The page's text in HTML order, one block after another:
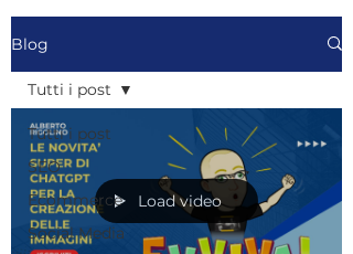
Blog
Tutti i post
SEO
Ecommerce
Social Media
Tutti i post
Load video